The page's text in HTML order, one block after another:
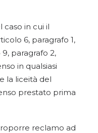
caso in cui il
6, paragrafo 1,
paragrafo 2,
in qualsiasi
la liceità del
prestato prima
reclamo ad